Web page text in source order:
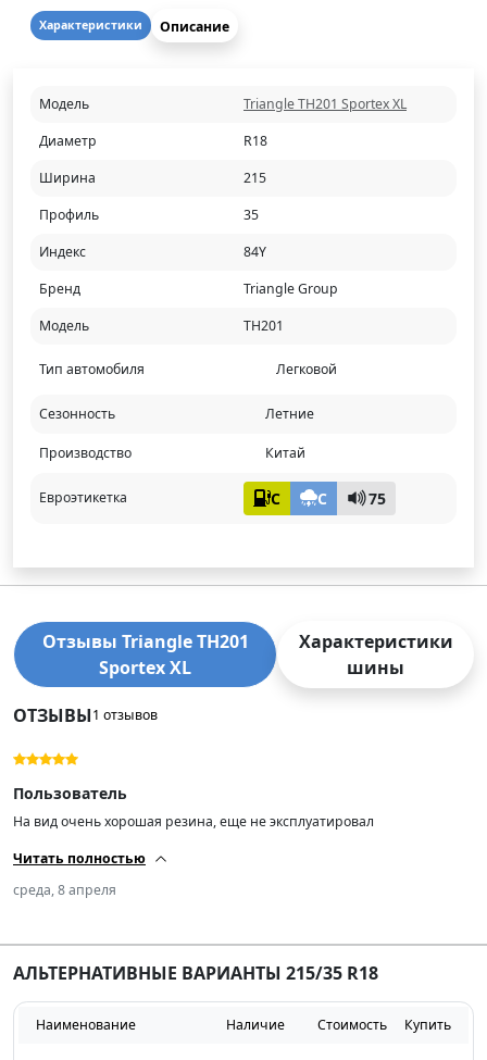
Характеристики Описание
Модель
Triangle TH201 Sportex XL
Диаметр
R18
Ширина
215
Профиль
35
Индекс
84Y
Бренд
Triangle Group
Модель
TH201
Тип автомобиля Легковой
Сезонность Летние
Производство Китай
Евроэтикетка C C 75
Отзывы Triangle TH201
Sportex XL
Характеристики
шины
ОТЗЫВЫ1 отзывов
Пользователь
На вид очень хорошая резина, еще не эксплуатировал
Читать полностью
среда, 8 апреля
АЛЬТЕРНАТИВНЫЕ ВАРИАНТЫ 215/35 R18
Наименование Наличие Стоимость Купить